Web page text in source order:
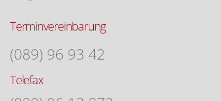
Terminvereinbarung
(089) 96 93 42
Telefax